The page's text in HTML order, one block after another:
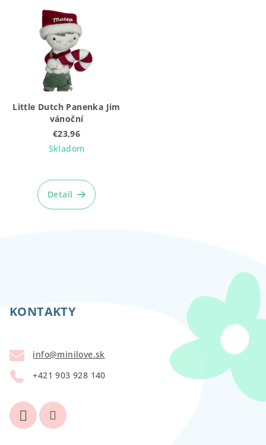
Little Dutch Panenka Jim
vánoční
€23,96
Skladom
Detail
KONTAKTY
info@minilove.sk
+421 903 928 140